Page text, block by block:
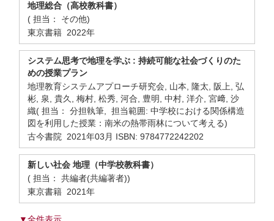
地理総合（高校教科書）
( 担当： その他)
東京書籍 2022年
システム思考で地理を学ぶ : 持続可能な社会づくりのた
めの授業プラン
地理教育システムアプローチ研究会, 山本, 隆太, 阪上, 弘
彬, 泉, 貴久, 梅村, 松秀, 河合, 豊明, 中村, 洋介, 宮﨑, 沙
織( 担当： 分担執筆, 担当範囲: 中学校における関係構造
図を利用した授業：南米の熱帯雨林について考える)
古今書院 2021年03月 ISBN: 9784772242202
新しい社会 地理（中学校教科書）
( 担当： 共編者(共編著者))
東京書籍 2021年